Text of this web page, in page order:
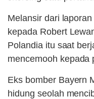
Melansir dari
kepada Robert
Polandia itu saat
mencemooh kepada
Eks bomber Bayern
hidung seolah